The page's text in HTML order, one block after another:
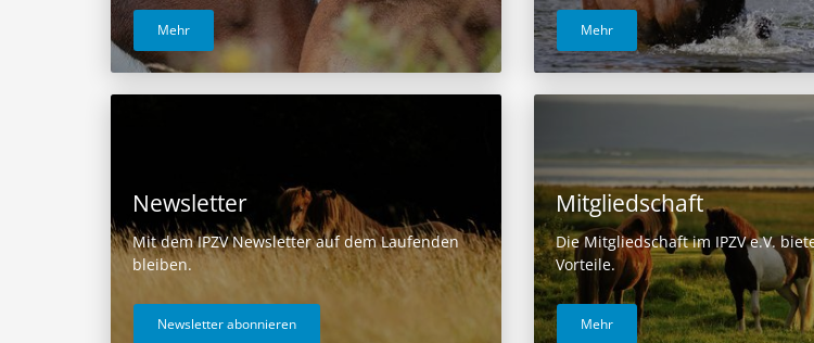
Mehr
Newsletter
Mit dem IPZV Newsletter auf dem Laufenden
bleiben.
Newsletter abonnieren
Mehr
Mitgliedschaft
Die Mitgliedschaft im IPZV e.V.
Vorteile.
Mehr